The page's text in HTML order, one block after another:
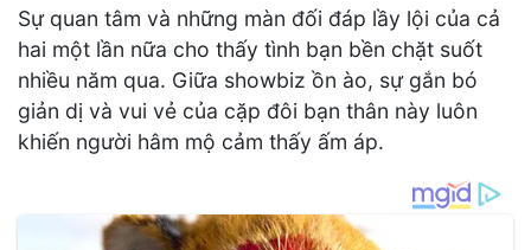
Sự quan tâm và những màn đối đáp lầy lội của cả
hai một lần nữa cho thấy tình bạn bền chặt suốt
nhiều năm qua. Giữa showbiz ồn ào, sự gắn bó
giản dị và vui vẻ của cặp đôi bạn thân này luôn
khiến người hâm mộ cảm thấy ấm áp.